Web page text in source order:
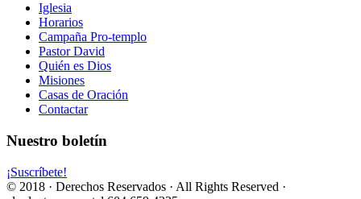
Iglesia
Horarios
Campaña Pro-templo
Pastor David
Quién es Dios
Misiones
Casas de Oración
Contactar
Nuestro boletín
¡Suscríbete!
© 2018 · Derechos Reservados · All Rights Reserved ·